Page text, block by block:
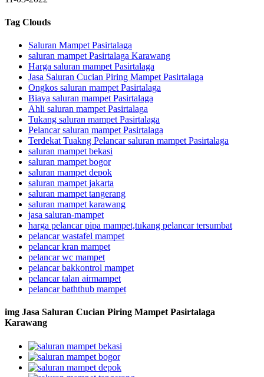
Tag Clouds
Saluran Mampet Pasirtalaga
saluran mampet Pasirtalaga Karawang
Harga saluran mampet Pasirtalaga
Jasa Saluran Cucian Piring Mampet Pasirtalaga
Ongkos saluran mampet Pasirtalaga
Biaya saluran mampet Pasirtalaga
Ahli saluran mampet Pasirtalaga
Tukang saluran mampet Pasirtalaga
Pelancar saluran mampet Pasirtalaga
Terdekat Tuakng Pelancar saluran mampet Pasirtalaga
saluran mampet bekasi
saluran mampet bogor
saluran mampet depok
saluran mampet jakarta
saluran mampet tangerang
saluran mampet karawang
jasa saluran-mampet
harga pelancar pipa mampet,tukang pelancar tersumbat
pelancar wastafel mampet
pelancar kran mampet
pelancar wc mampet
pelancar bakkontrol mampet
pelancar talan airmampet
pelancar baththub mampet
img Jasa Saluran Cucian Piring Mampet Pasirtalaga
Karawang